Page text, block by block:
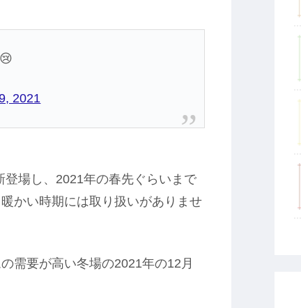
2021
場し、2021年の春先ぐらいまで
かい時期には取り扱いがありませ
需要が高い冬場の2021年の12月